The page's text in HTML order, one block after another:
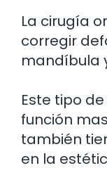
La cirugía
corregir
mandíbula
Este tipo
función
también
en la